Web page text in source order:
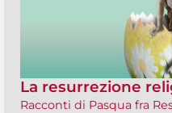
La resurrezione
Racconti di Pasqua fra